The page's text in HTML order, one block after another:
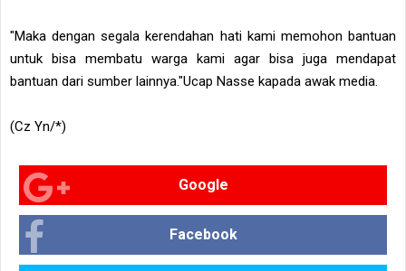
"Maka dengan segala kerendahan hati kami memohon bantuan
untuk bisa membatu warga kami agar bisa juga mendapat
bantuan dari sumber lainnya."Ucap Nasse kapada awak media.
(Cz Yn/*)
Google
Facebook